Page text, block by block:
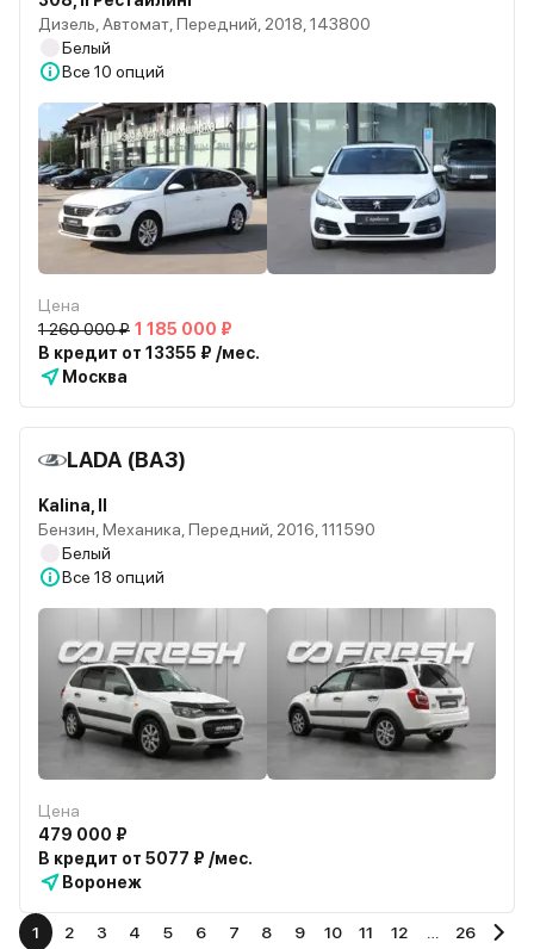
Дизель, Автомат, Передний, 2018, 143800
Белый
Все 10 опций
Цена
1 260 000 ₽ 1 185 000 ₽
В кредит от 13355 ₽ /мес.
Москва
LADA (ВАЗ)
Kalina, II
Бензин, Механика, Передний, 2016, 111590
Белый
Все 18 опций
Цена
479 000 ₽
В кредит от 5077 ₽ /мес.
Воронеж
1 2 3 4 5 6 7 8 9 10 11 12 26